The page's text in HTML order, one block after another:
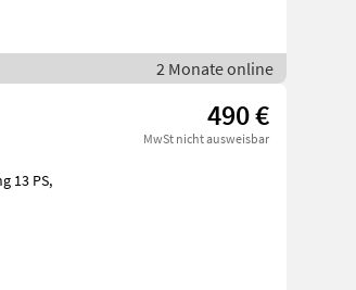
2 Monate online
490 €
MwSt nicht ausweisbar